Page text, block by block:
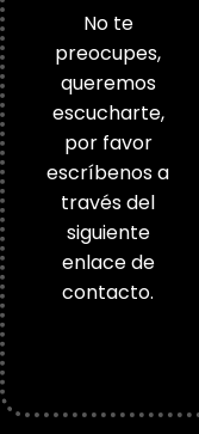
No te
preocupes,
queremos
escucharte,
por favor
escríbenos a
través del
siguiente
enlace de
contacto.